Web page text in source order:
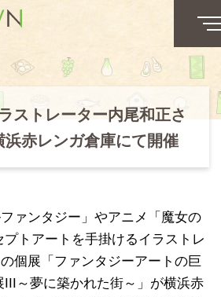
ストレーター内尾和正さ
浜赤レンガ倉庫にて開催
ァンタジー」やアニメ「魔女の
トアートを手掛けるイラストレ
個展「ファンタジーアートの巨
III～夢に築かれた街～」が横浜赤